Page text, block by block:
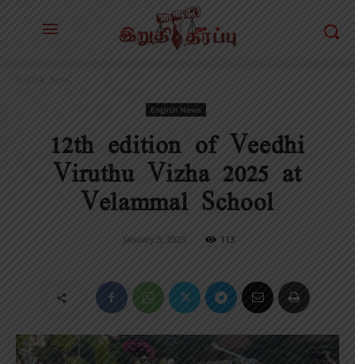
English News
English News
12th edition of Veedhi
Viruthu Vizha 2025 at
Velammal School
January 5, 2025 113